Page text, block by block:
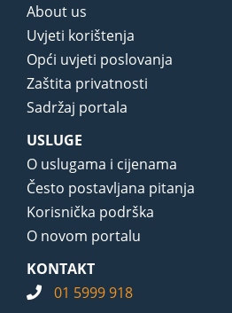
About us
Uvjeti korištenja
Opći uvjeti poslovanja
Zaštita privatnosti
Sadržaj portala
USLUGE
O uslugama i cijenama
Često postavljana pitanja
Korisnička podrška
O novom portalu
KONTAKT
01 5999 918